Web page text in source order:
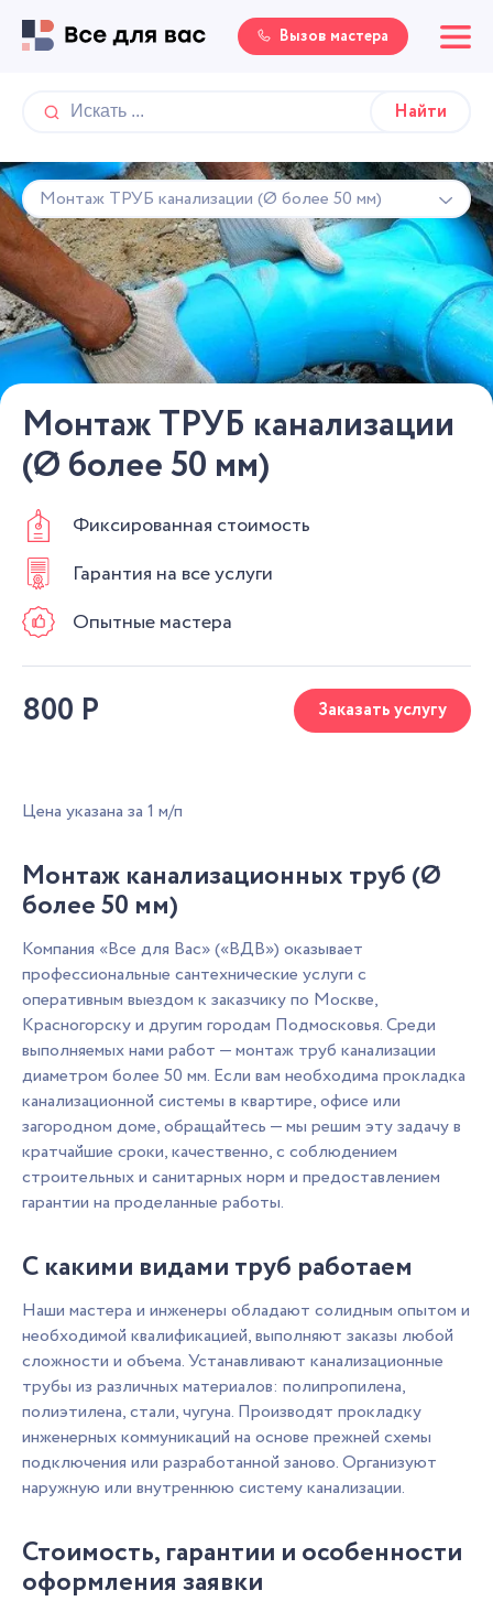
Вызов мастера
Монтаж ТРУБ канализации (Ø более 50 мм)
Монтаж ТРУБ канализации
(Ø более 50 мм)
Фиксированная стоимость
Гарантия на все услуги
Опытные мастера
800 Р Заказать услугу
Цена указана за 1 м/п
Монтаж канализационных труб (Ø
более 50 мм)
Компания «Все для Вас» («ВДВ») оказывает
профессиональные сантехнические услуги с
оперативным выездом к заказчику по Москве,
Красногорску и другим городам Подмосковья. Среди
выполняемых нами работ — монтаж труб канализации
диаметром более 50 мм. Если вам необходима прокладка
канализационной системы в квартире, офисе или
загородном доме, обращайтесь — мы решим эту задачу в
кратчайшие сроки, качественно, с соблюдением
строительных и санитарных норм и предоставлением
гарантии на проделанные работы.
С какими видами труб работаем
Наши мастера и инженеры обладают солидным опытом и
необходимой квалификацией, выполняют заказы любой
сложности и объема. Устанавливают канализационные
трубы из различных материалов: полипропилена,
полиэтилена, стали, чугуна. Производят прокладку
инженерных коммуникаций на основе прежней схемы
подключения или разработанной заново. Организуют
наружную или внутреннюю систему канализации.
Стоимость, гарантии и особенности
оформления заявки